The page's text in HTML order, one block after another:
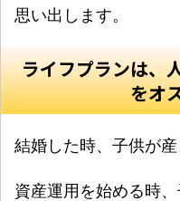
思い出します。
ライフプランは、
をオ
結婚した時、子供が
資産運用を始める時